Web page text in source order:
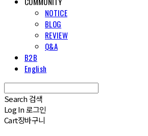
NOTICE
BLOG
REVIEW
Q&A
B2B
English
Search 검색
Log In로그인
Cart장바구니